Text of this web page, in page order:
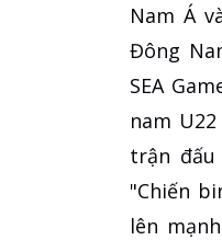
Nam Á
Đông
SEA
nam
trận
"Chiến
lên